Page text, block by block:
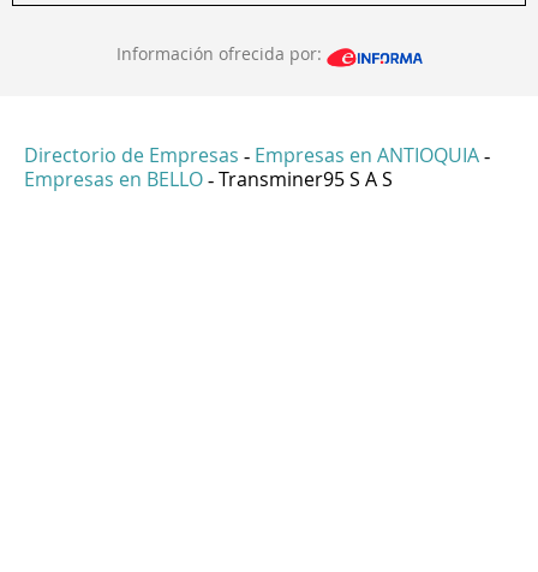
Información ofrecida por:
Directorio de Empresas - Empresas en ANTIOQUIA -
Empresas en BELLO - Transminer95 S A S